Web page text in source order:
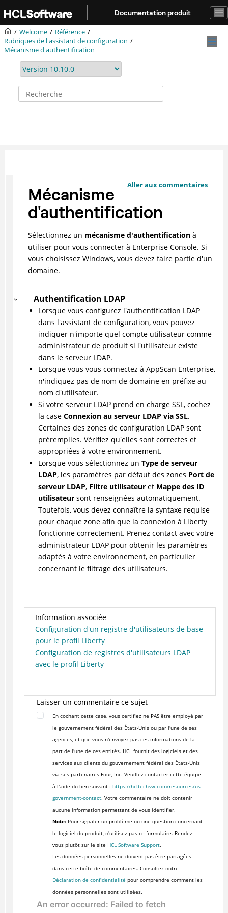
Aller au contenu principal
Documentation produit
Welcome
Référence
Rubriques de l'assistant de configuration
Mécanisme d'authentification
Aller aux commentaires
Mécanisme
d'authentification
Sélectionnez un mécanisme d'authentificationà
utiliser pour vous connecter à Enterprise Console. Si
vous choisissez Windows, vous devez faire partie d'un
domaine.
Authentification LDAP
Lorsque vous configurez l'authentification LDAP
dans l'assistant de configuration, vous pouvez
indiquer n'importe quel compte utilisateur comme
administrateur de produit si l'utilisateur existe
dans le serveur LDAP.
Lorsque vous vous connectez à AppScan Enterprise,
n'indiquez pas de nom de domaine en préfixe au
nom d'utilisateur.
Si votre serveur LDAP prend en charge SSL, cochez
la case Connexion au serveur LDAP via SSL.
Certaines des zones de configuration LDAP sont
préremplies. Vérifiez qu'elles sont correctes et
appropriées à votre environnement.
Lorsque vous sélectionnez un Type de serveur
LDAP, les paramètres par défaut des zones Port de
serveur LDAP, Filtre utilisateuret Mappe des ID
utilisateursont renseignées automatiquement.
Toutefois, vous devez connaître la syntaxe requise
pour chaque zone afin que la connexion à Liberty
fonctionne correctement. Prenez contact avec votre
administrateur LDAP pour obtenir les paramètres
adaptés à votre environnement, en particulier
concernant le filtrage des utilisateurs.
Information associée
Configuration d'un registre d'utilisateurs de base
pour le profil Liberty
Configuration de registres d'utilisateurs LDAP
avec le profil Liberty
Laisser un commentaire ce sujet
En cochant cette case, vous certifiez ne PAS être employé par
le gouvernement fédéral des États-Unis ou par l'une de ses
agences, et que vous n'envoyez pas ces informations de la
part de l'une de ces entités. HCL fournit des logiciels et des
services aux clients du gouvernement fédéral des États-Unis
via ses partenaires Four, Inc. Veuillez contacter cette équipe
à l'aide du lien suivant : https://hcltechsw.com/resources/us-
government-contact. Votre commentaire ne doit contenir
aucune information permettant de vous identifier.
Note:Pour signaler un problème ou une question concernant
le logiciel du produit, n'utilisez pas ce formulaire. Rendez-
vous plutôt sur le site HCL Software Support.
Les données personnelles ne doivent pas être partagées
dans cette boîte de commentaires. Consultez notre
Déclaration de confidentialité pour comprendre comment les
données personnelles sont utilisées.